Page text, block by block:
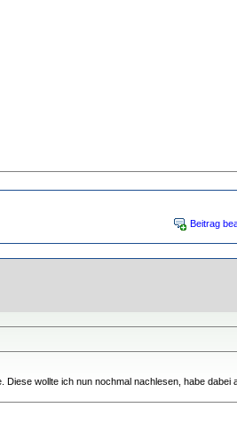
Beitrag
wollte ich nun nochmal nachlesen, habe dabei